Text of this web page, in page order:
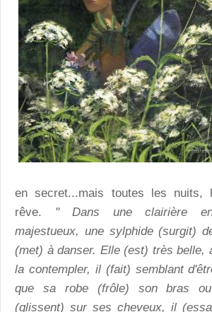
en secret...mais toutes les nuits,
rêve. " Dans une clairière
majestueux, une sylphide (surgit)
(met) à danser. Elle (est) très belle,
la contempler, il (fait) semblant
que sa robe (frôle) son bras
(glissent) sur ses cheveux, il